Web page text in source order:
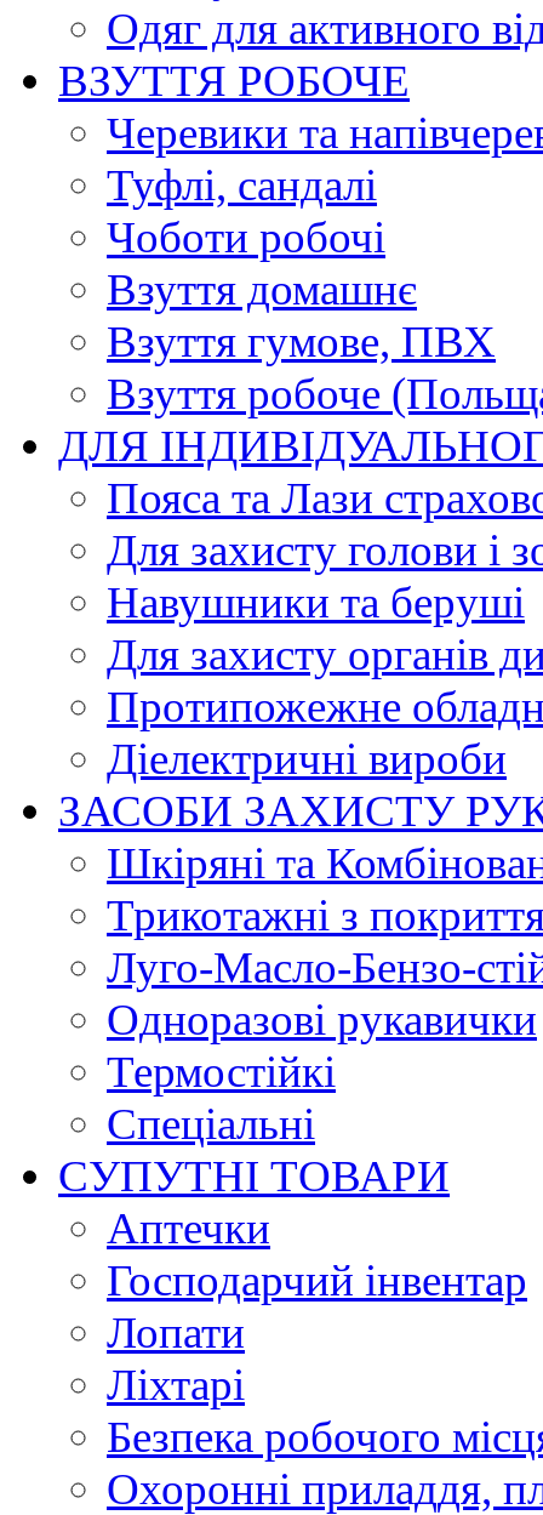
Одяг для активного
ВЗУТТЯ РОБОЧЕ
Черевики та
Туфлі, сандалі
Чоботи робочі
Взуття домашнє
Взуття гумове, ПВХ
Взуття робоче
ДЛЯ
Пояса та Лази
Для захисту голови і
Навушники та беруші
Для захисту органів
Протипожежне
Діелектричні вироби
ЗАСОБИ ЗАХИСТУ
Шкіряні та
Трикотажні з
Луго-Масло-Бензо-
Одноразові рукавички
Термостійкі
Спеціальні
СУПУТНІ ТОВАРИ
Аптечки
Господарчий інвентар
Лопати
Ліхтарі
Безпека робочого
Охоронні приладдя,